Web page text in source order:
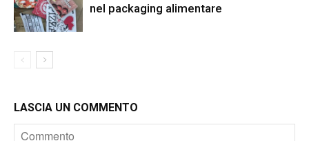
nel packaging alimentare
LASCIA UN COMMENTO